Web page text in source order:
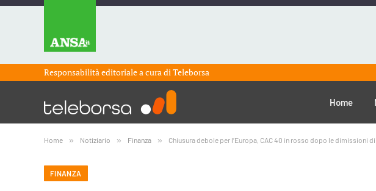
Responsabilità editoriale a cura diTeleborsa
Home
Home » Notiziario » Finanza » Chiusura debole per l’Europa, CAC 40 in rosso dopo le dimissioni
FINANZA